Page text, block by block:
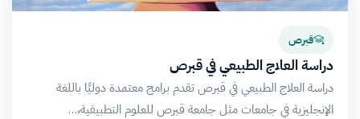
قبرص
دراسة العلاج الطبيعي في قبرص
دراسة العلاج الطبيعي في قبرص تقدم برامج معتمدة دوليًا باللغة
الإنجليزية في جامعات مثل جامعة قبرص للعلوم التطبيقية،…